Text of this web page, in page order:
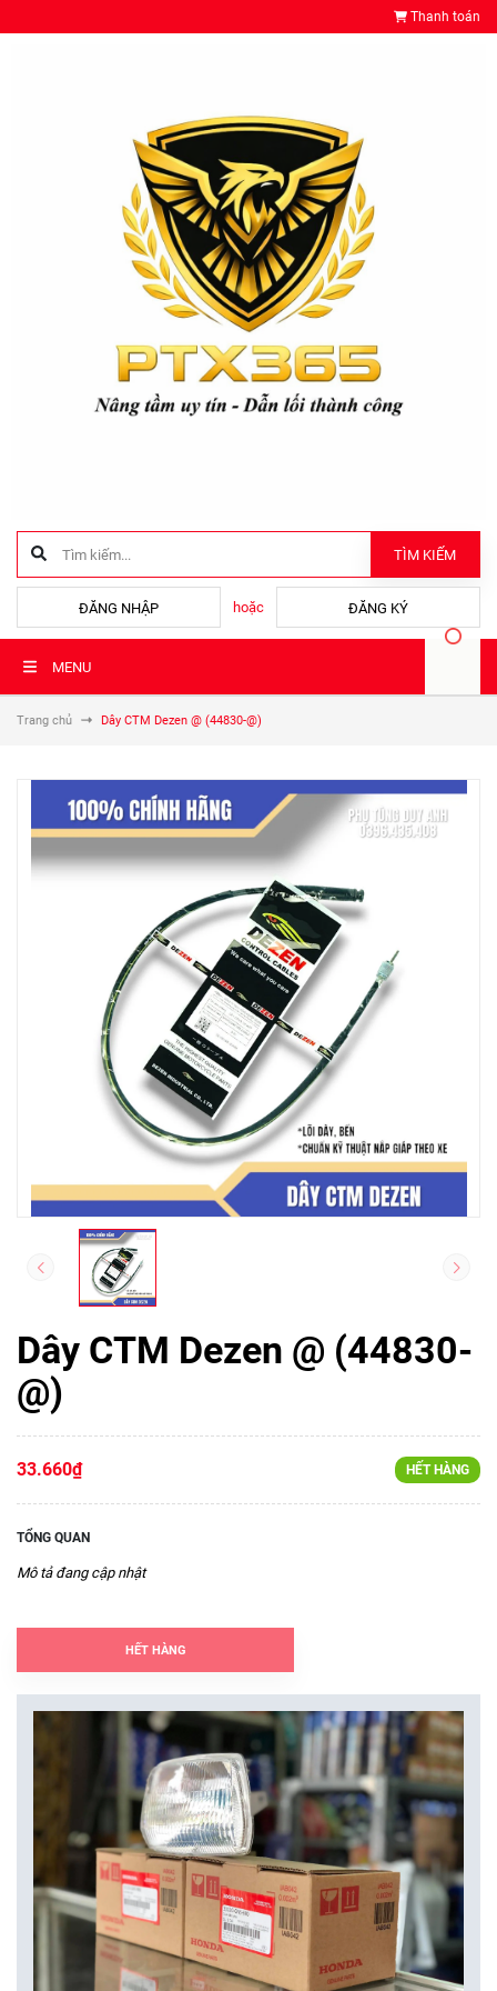
Thanh toán
TÌM KIẾM
ĐĂNG NHẬP hoặc ĐĂNG KÝ
MENU
Trang chủ Dây CTM Dezen @ (44830-@)
Dây CTM Dezen @ (44830-
@)
33.660₫ HẾT HÀNG
TỔNG QUAN
Mô tả đang cập nhật
HẾT HÀNG